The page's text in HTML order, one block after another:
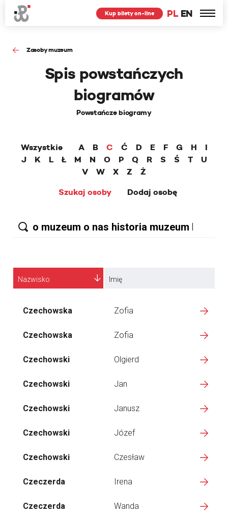
PL EN
Kup bilety on-line
Zasoby muzeum
Spis powstańczych
biogramów
Powstańcze biogramy
Wszystkie A B C Ć D E F G H
I
J
K L Ł M N O P Q R S Ś T
U
V
W X Z
Ż
Szukaj osoby
Dodaj osobę
Nazwisko Imię
Czechowska Zofia
Czechowska Zofia
Czechowski Olgierd
Czechowski Jan
Czechowski Janusz
Czechowski Józef
Czechowski Czesław
Czeczerda Irena
Czeczerda Wanda